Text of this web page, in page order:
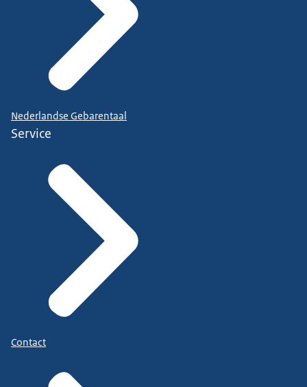
Nederlandse Gebarentaal
Service
Contact